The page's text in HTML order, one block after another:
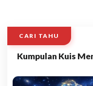
CARI TAHU
Kumpulan Kuis